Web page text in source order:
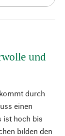
und
durch
einen
ist hoch bis
bilden den